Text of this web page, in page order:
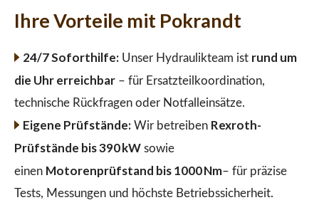
Ihre Vorteile mit Pokrandt
24/7 Soforthilfe:Unser Hydraulikteam ist rund um
die Uhr erreichbar – für Ersatzteilkoordination,
technische Rückfragen oder Notfalleinsätze.
Eigene Prüfstände:Wir betreiben Rexroth-
Prüfstände bis 390 kW sowie
einen Motorenprüfstand bis 1000 Nm– für präzise
Tests, Messungen und höchste Betriebssicherheit.